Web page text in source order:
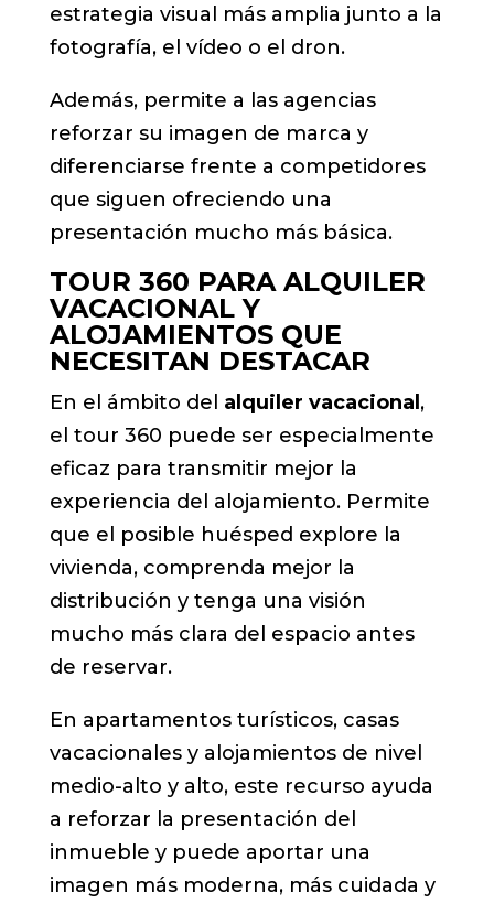
estrategia visual más amplia junto a la
fotografía, el vídeo o el dron.
Además, permite a las agencias
reforzar su imagen de marca y
diferenciarse frente a competidores
que siguen ofreciendo una
presentación mucho más básica.
TOUR 360 PARA ALQUILER
VACACIONAL Y
ALOJAMIENTOS QUE
NECESITAN DESTACAR
En el ámbito del alquiler vacacional ,
el tour 360 puede ser especialmente
eficaz para transmitir mejor la
experiencia del alojamiento. Permite
que el posible huésped explore la
vivienda, comprenda mejor la
distribución y tenga una visión
mucho más clara del espacio antes
de reservar.
En apartamentos turísticos, casas
vacacionales y alojamientos de nivel
medio-alto y alto, este recurso ayuda
a reforzar la presentación del
inmueble y puede aportar una
imagen más moderna, más cuidada y